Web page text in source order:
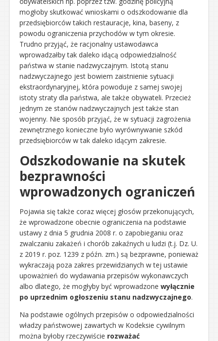
mogłoby skutkować wnioskami o odszkodowanie dla
przedsiębiorców takich restauracje, kina, baseny, z
powodu ograniczenia przychodów w tym okresie.
Trudno przyjąć, że racjonalny ustawodawca
wprowadzałby tak daleko idącą odpowiedzialność
państwa w stanie nadzwyczajnym. Istotą stanu
nadzwyczajnego jest bowiem zaistnienie sytuacji
ekstraordynaryjnej, która powoduje z samej swojej
istoty straty dla państwa, ale także obywateli. Przecież
jednym ze stanów nadzwyczajnych jest także stan
wojenny. Nie sposób przyjąć, że w sytuacji zagrożenia
zewnętrznego konieczne było wyrównywanie szkód
przedsiębiorców w tak daleko idącym zakresie.
Odszkodowanie na skutek
bezprawności
wprowadzonych ograniczeń
Pojawia się także coraz więcej głosów przekonujących,
że wprowadzone obecnie ograniczenia na podstawie
ustawy z dnia 5 grudnia 2008 r. o zapobieganiu oraz
zwalczaniu zakażeń i chorób zakaźnych u ludzi (t.j. Dz. U.
z 2019 r. poz. 1239 z późn. zm.) są bezprawne, ponieważ
wykraczają poza zakres przewidzianych w tej ustawie
upoważnień do wydawania przepisów wykonawczych
albo dlatego, że mogłyby być wprowadzone wyłącznie
po uprzednim ogłoszeniu stanu nadzwyczajnego.
Na podstawie ogólnych przepisów o odpowiedzialności
władzy państwowej zawartych w Kodeksie cywilnym
można byłoby rzeczywiście rozważać